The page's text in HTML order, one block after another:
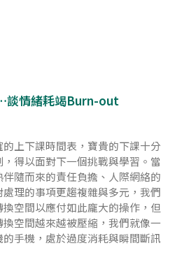
情緒耗竭Burn-out
上下課時間表，寶貴的下課十分
得以面對下一個挑戰與學習。當
隨而來的責任負擔、人際網絡的
理的事項更趨複雜與多元，我們
空間以應付如此龐大的操作，但
空間越來越被壓縮，我們就像一
手機，處於過度消耗與瞬間斷訊